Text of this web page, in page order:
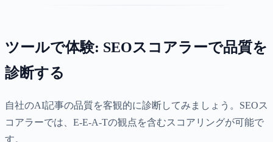
ツールで体験: SEOスコアラーで品質を
診断する
自社のAI記事の品質を客観的に診断してみましょう。SEOス
コアラーでは、E-E-A-Tの観点を含むスコアリングが可能で
す。